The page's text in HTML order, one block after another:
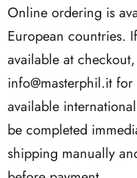
Jersey
Online ordering is
European countries.
available at
info@masterphil.it for
available
be completed
shipping manually